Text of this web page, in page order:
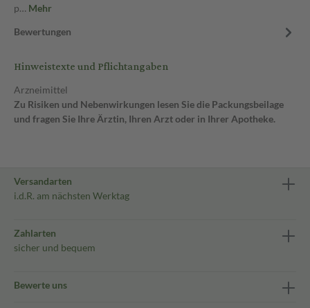
p… Mehr
Bewertungen
Hinweistexte und Pflichtangaben
Arzneimittel
Zu Risiken und Nebenwirkungen lesen Sie die Packungsbeilage
und fragen Sie Ihre Ärztin, Ihren Arzt oder in Ihrer Apotheke.
Versandarten
i.d.R. am nächsten Werktag
Zahlarten
sicher und bequem
Bewerte uns